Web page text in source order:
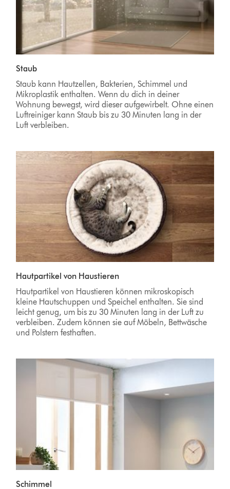
Staub
Staub kann Hautzellen, Bakterien, Schimmel und
Mikroplastik enthalten. Wenn du dich in deiner
Wohnung bewegst, wird dieser aufgewirbelt. Ohne einen
Luftreiniger kann Staub bis zu 30 Minuten lang in der
Luft verbleiben.
Hautpartikel von Haustieren
Hautpartikel von Haustieren können mikroskopisch
kleine Hautschuppen und Speichel enthalten. Sie sind
leicht genug, um bis zu 30 Minuten lang in der Luft zu
verbleiben. Zudem können sie auf Möbeln, Bettwäsche
und Polstern festhaften.
Schimmel